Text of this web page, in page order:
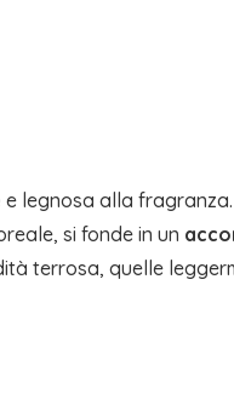
e legnosa alla
si fonde in un
terrosa, quelle